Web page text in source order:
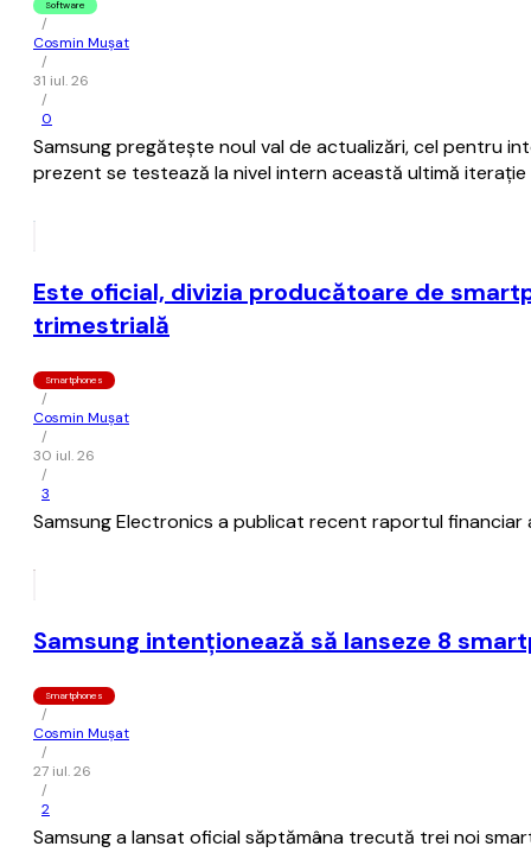
Software
/
Cosmin Mușat
/
31 iul. 26
/
0
Samsung pregăteşte noul val de actualizări, cel pentru
prezent se testează la nivel intern această ultimă
Este oficial, divizia producătoare de
trimestrială
Smartphones
/
Cosmin Mușat
/
30 iul. 26
/
3
Samsung Electronics a publicat recent raportul
Samsung intenţionează să lanseze 8
Smartphones
/
Cosmin Mușat
/
27 iul. 26
/
2
Samsung a lansat oficial săptămâna trecută trei noi